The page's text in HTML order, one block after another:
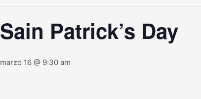
Sain Patrick’s Day
marzo 16 @ 9:30 am